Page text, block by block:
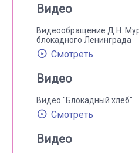
Видео
Видеообращение Д.Н.
блокадного Ленинграда
Смотреть
Видео
Видео "Блокадный хлеб"
Смотреть
Видео